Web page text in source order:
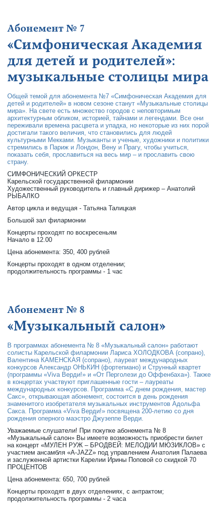
Абонемент № 7
«Симфоническая Академия
для детей и родителей»:
музыкальные столицы мира
Общей темой для абонемента №7 «Симфоническая Академия для
детей и родителей» в новом сезоне станут «Музыкальные столицы
мира». На свете есть множество городов с неповторимым
архитектурным обликом, историей, тайнами и легендами. Все они
переживали времена расцвета и упадка, но некоторые из них порой
достигали такого величия, что становились для людей
культурными Мекками. Музыканты и ученые, художники и политики
стремились в Париж и Лондон, Вену и Прагу, чтобы учиться,
показать себя, прославиться на весь мир – и прославить свою
страну.
СИМФОНИЧЕСКИЙ ОРКЕСТР
Карельской государственной филармонии
Художественный руководитель и главный дирижер – Анатолий
РЫБАЛКО
Автор цикла и ведущая - Татьяна Талицкая
Большой зал филармонии
Концерты проходят по воскресеньям
Начало в 12.00
Цена абонемента: 350, 400 рублей
Концерты проходят в одном отделении;
продолжительность программы - 1 час
Абонемент № 8
«Музыкальный салон»
В программах абонемента № 8 «Музыкальный салон» работают
солисты Карельской филармонии Лариса ХОЛОДКОВА (сопрано),
Валентина КАМЕНСКАЯ (сопрано), лауреат международных
конкурсов Александр ОНЬКИН (фортепиано) и Струнный квартет
(программы «Viva Верди!» и «От Перголези до Оффенбаха»). Также
в концертах участвуют приглашенные гости – лауреаты
международных конкурсов. Программа «С днем рождения, мастер
Сакс», открывающая абонемент, состоится в день рождения
знаменитого изобретателя музыкальных инструментов Адольфа
Сакса. Программа «Viva Верди!» посвящена 200-летию со дня
рождения оперного маэстро Джузеппе Верди.
Уважаемые слушатели! При покупке абонемента № 8
«Музыкальный салон» Вы имеете возможность приобрести билет
на концерт «МУЛЕН РУЖ – БРОДВЕЙ: МЕЛОДИИ МЮЗИКЛОВ» с
участием ансамбля «A-JAZZ» под управлением Анатолия Палаева
и заслуженной артистки Карелии Ирины Поповой со скидкой 70
ПРОЦЕНТОВ
Цена абонемента: 650, 700 рублей
Концерты проходят в двух отделениях, с антрактом;
продолжительность программы - 2 часа